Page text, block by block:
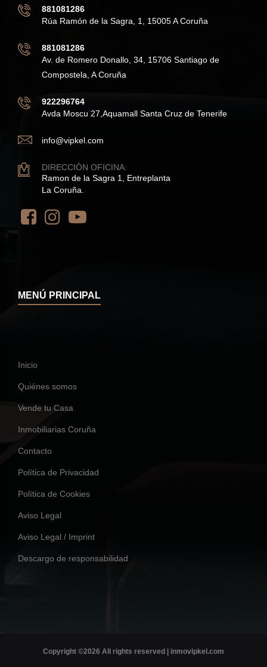
881081286
Rúa Ramón de la Sagra, 1, 15005 A Coruña
881081286
Av. de Romero Donallo, 34, 15706 Santiago de
Compostela, A Coruña
922296764
Avda Moscu 27,Aquamall Santa Cruz de Tenerife
info@vipkel.com
DIRECCIÓN OFICINA:
Ramon de la Sagra 1, Entreplanta
La Coruña.
MENÚ PRINCIPAL
Inicio
Quiénes somos
Vende tu Casa
Inmobiliarias Coruña
Contacto
Política de Privacidad
Política de Cookies
Aviso Legal
Aviso Legal / Imprint
Descargo de responsabilidad
Copyright ©2026 All rights reserved | inmovipkel.com